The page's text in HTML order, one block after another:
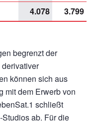
4.078 3.799
begrenzt der
können sich aus
mit dem Erwerb von
schließt
ab. Für die